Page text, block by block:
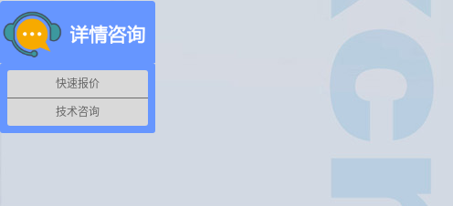
快速报价
技术咨询